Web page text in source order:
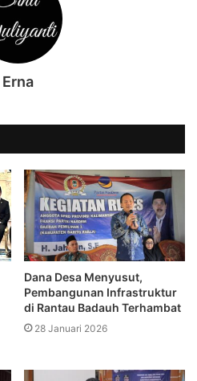
Erna
Dana Desa Menyusut,
Pembangunan Infrastruktur
di Rantau Badauh Terhambat
28 Januari 2026